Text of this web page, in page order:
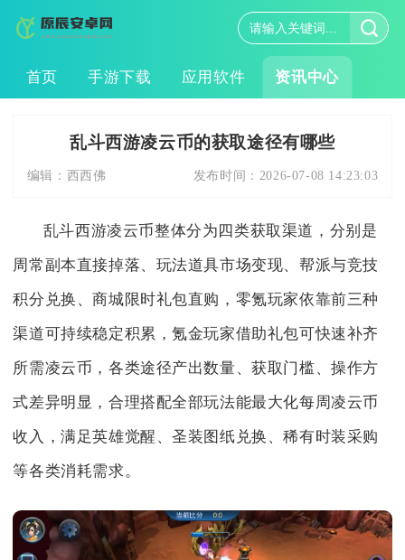
首页 手游下载 应用软件 资讯中心
乱斗西游凌云币的获取途径有哪些
编辑： 西西佛 发布时间： 2026-07-08 14:23:03
乱斗西游凌云币整体分为四类获取渠道，分别是
周常副本直接掉落、玩法道具市场变现、帮派与竞技
积分兑换、商城限时礼包直购，零氪玩家依靠前三种
渠道可持续稳定积累，氪金玩家借助礼包可快速补齐
所需凌云币，各类途径产出数量、获取门槛、操作方
式差异明显，合理搭配全部玩法能最大化每周凌云币
收入，满足英雄觉醒、圣装图纸兑换、稀有时装采购
等各类消耗需求。